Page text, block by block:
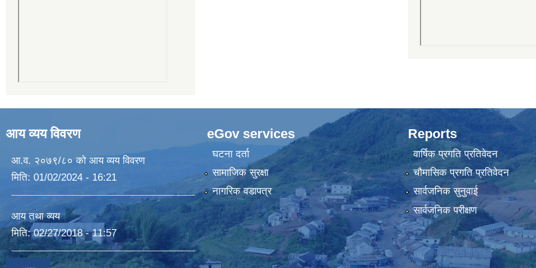
आय व्यय विवरण
आ.व. २०७९/८० को आय व्यय विवरण
मिति: 01/02/2024 - 16:21
आय तथा व्यय
मिति:02/27/2018 - 11:57
eGov services
घटना दर्ता
सामाजिक सुरक्षा
नागरिक वडापत्र
Reports
वार्षिक प्रगति प्रतिवेदन
चौमासिक प्रगति प्रतिवेदन
सार्वजनिक सुनुवाई
सार्वजनिक परीक्षण